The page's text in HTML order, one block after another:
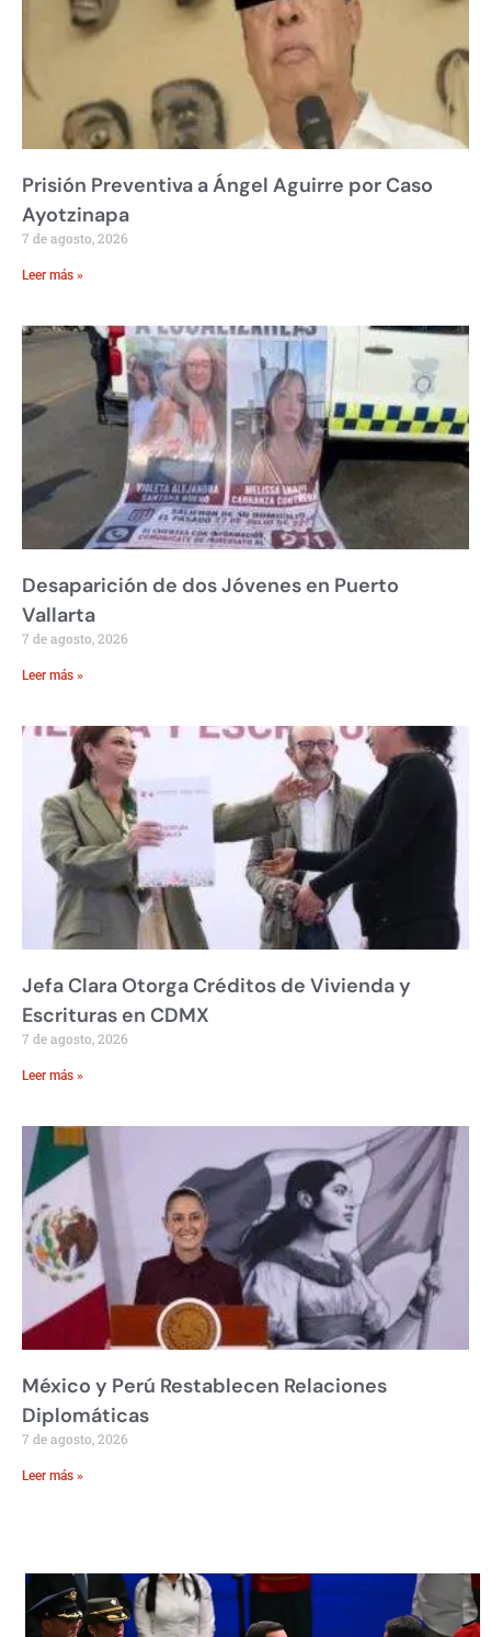
Prisión Preventiva a Ángel Aguirre por Caso
Ayotzinapa
7 de agosto, 2026
Leer más »
Desaparición de dos Jóvenes en Puerto
Vallarta
7 de agosto, 2026
Leer más »
Jefa Clara Otorga Créditos de Vivienda y
Escrituras en CDMX
7 de agosto, 2026
Leer más »
México y Perú Restablecen Relaciones
Diplomáticas
7 de agosto, 2026
Leer más »